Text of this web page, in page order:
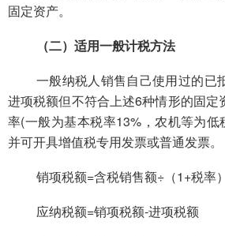
固定资产。
（二）适用一般计税方法
一般纳税人销售自己使用过的已
进项税额但不符合上述6种情形的固定
率(一般为基本税率13%，农机等为低
并可开具增值税专用发票或普通发票。
销项税额=含税销售额÷（1+税率
应纳税额=销项税额-进项税额